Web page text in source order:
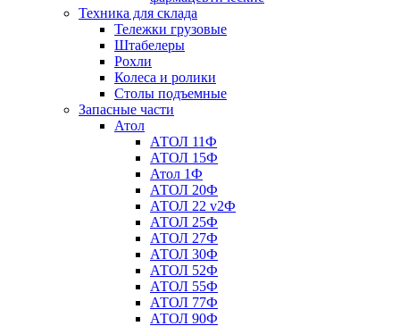
Техника для склада
Тележки грузовые
Штабелеры
Рохли
Колеса и ролики
Столы подъемные
Запасные части
Атол
АТОЛ 11Ф
АТОЛ 15Ф
Атол 1Ф
АТОЛ 20Ф
АТОЛ 22 v2Ф
АТОЛ 25Ф
АТОЛ 27Ф
АТОЛ 30Ф
АТОЛ 52Ф
АТОЛ 55Ф
АТОЛ 77Ф
АТОЛ 90Ф